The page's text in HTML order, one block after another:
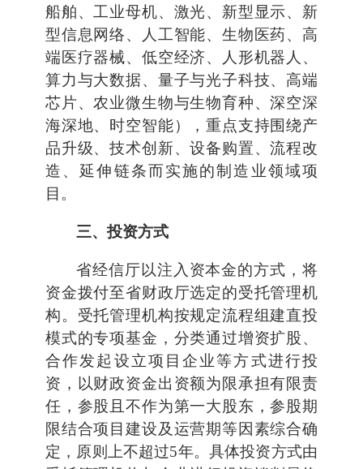
船舶、工业母机、激光、新型显示、新
型信息网络、人工智能、生物医药、高
端医疗器械、低空经济、人形机器人、
算力与大数据、量子与光子科技、高端
芯片、农业微生物与生物育种、深空深
海深地、时空智能），重点支持围绕产
品升级、技术创新、设备购置、流程改
造、延伸链条而实施的制造业领域项
目。
三、投资方式
省经信厅以注入资本金的方式，将
资金拨付至省财政厅选定的受托管理机
构。受托管理机构按规定流程组建直投
模式的专项基金，分类通过增资扩股、
合作发起设立项目企业等方式进行投
资，以财政资金出资额为限承担有限责
任，参股且不作为第一大股东，参股期
限结合项目建设及运营期等因素综合确
定，原则上不超过5年。具体投资方式由